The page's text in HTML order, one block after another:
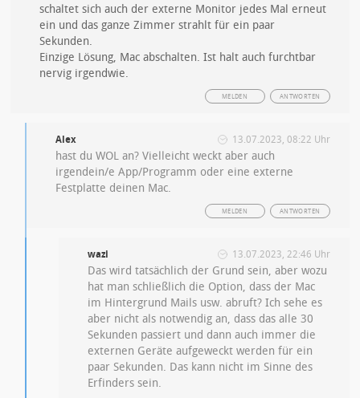
schaltet sich auch der externe Monitor jedes Mal erneut
ein und das ganze Zimmer strahlt für ein paar
Sekunden.
Einzige Lösung, Mac abschalten. Ist halt auch furchtbar
nervig irgendwie.
ANTWORTEN
MELDEN
Alex 13.07.2023, 08:22 Uhr
hast du WOL an? Vielleicht weckt aber auch
irgendein/e App/Programm oder eine externe
Festplatte deinen Mac.
ANTWORTEN
MELDEN
wazi 13.07.2023, 22:46 Uhr
Das wird tatsächlich der Grund sein, aber wozu
hat man schließlich die Option, dass der Mac
im Hintergrund Mails usw. abruft? Ich sehe es
aber nicht als notwendig an, dass das alle 30
Sekunden passiert und dann auch immer die
externen Geräte aufgeweckt werden für ein
paar Sekunden. Das kann nicht im Sinne des
Erfinders sein.